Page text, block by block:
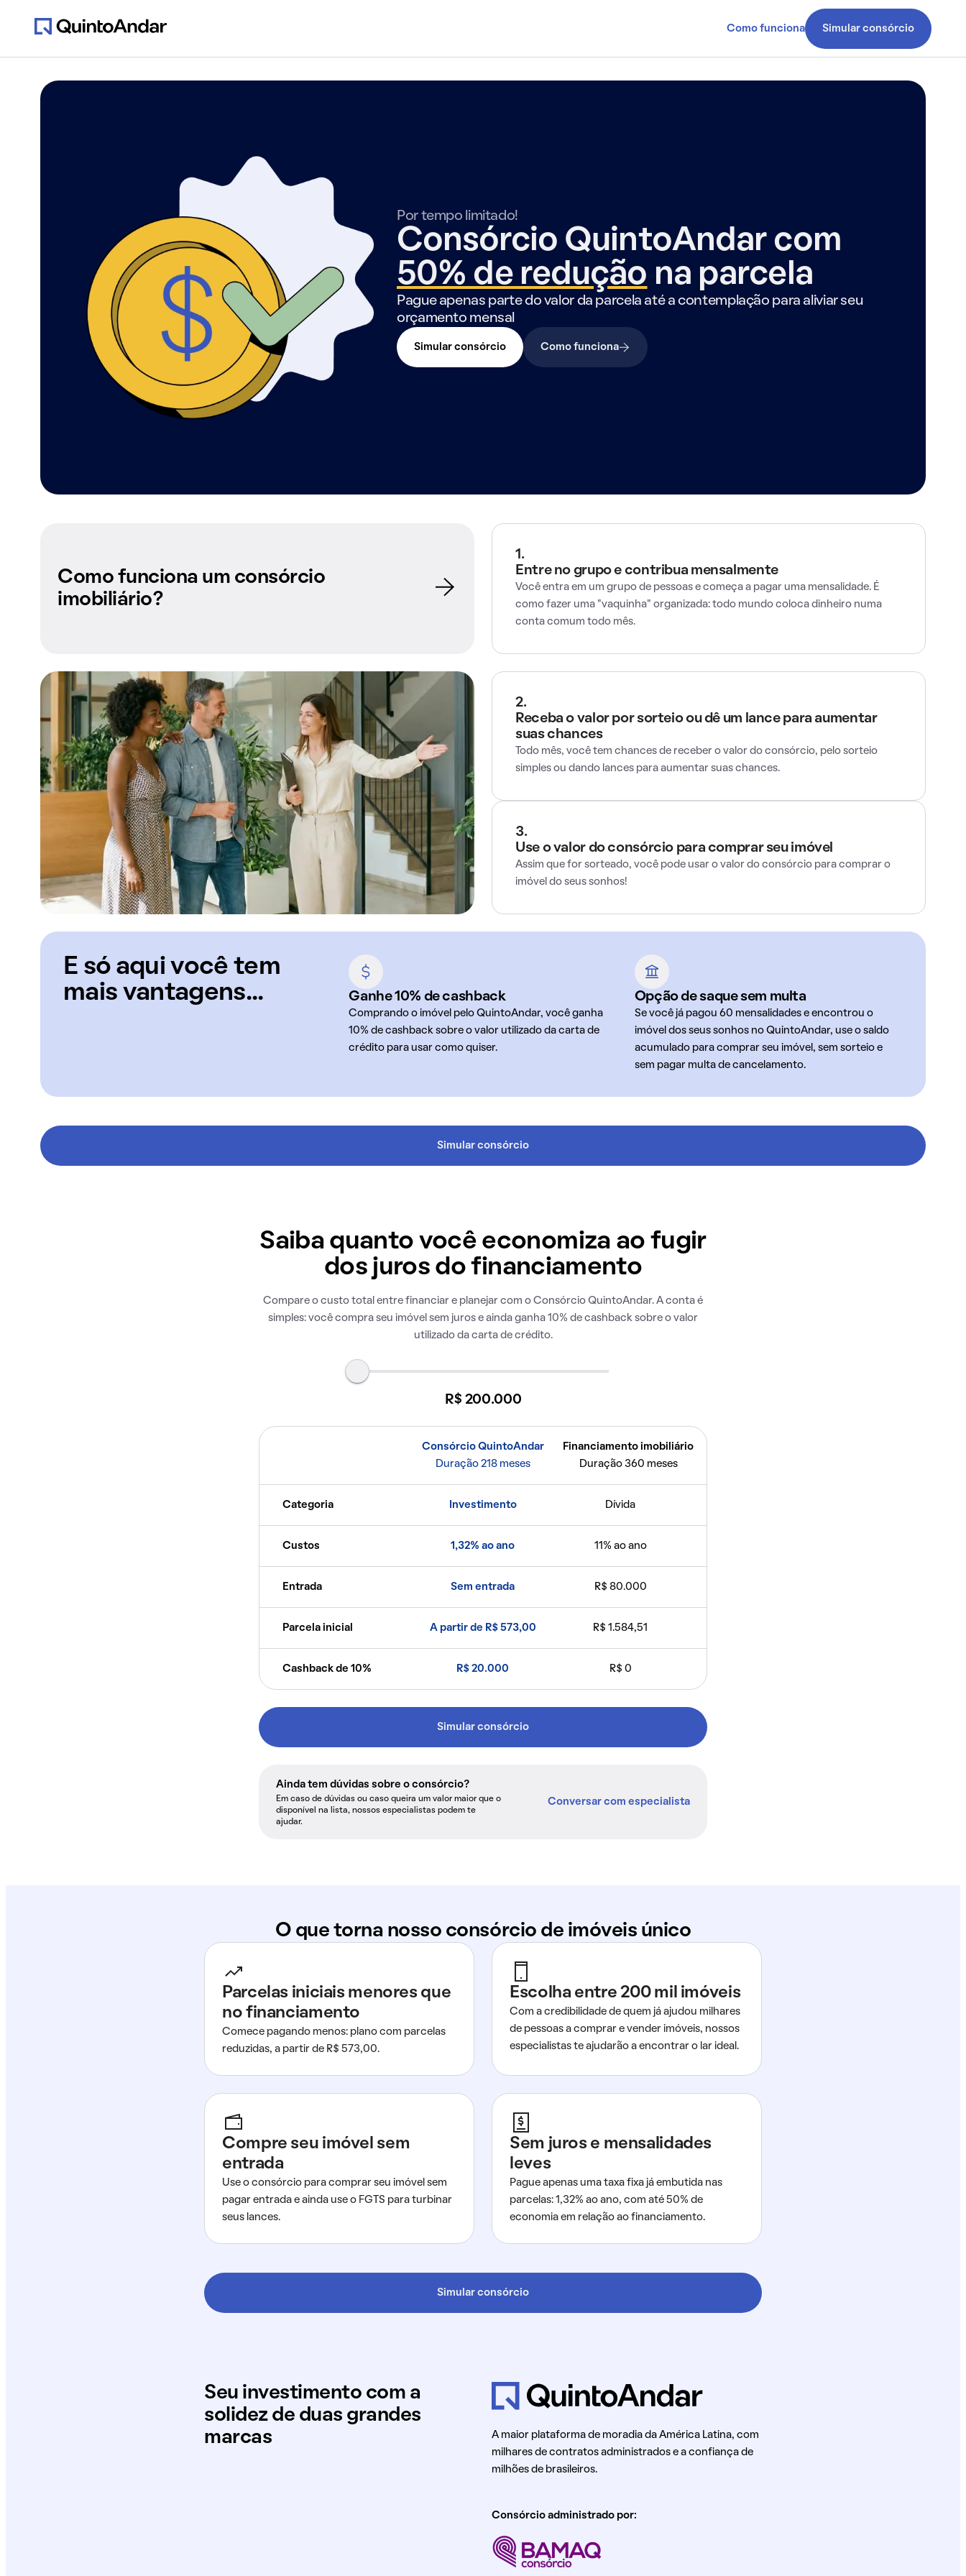
Como funciona Simular consórcio
Por tempo limitado!
Consórcio QuintoAndar com
50% de redução na parcela
Pague apenas parte do valor da parcela até a contemplação para aliviar seu
orçamento mensal
Simular consórcio Como funciona
Como funciona um consórcio
imobiliário?
1.
Entre no grupo e contribua mensalmente
Você entra em um grupo de pessoas e começa a pagar uma mensalidade. É
como fazer uma "vaquinha" organizada: todo mundo coloca dinheiro numa
conta comum todo mês.
2.
Receba o valor por sorteio ou dê um lance para aumentar
suas chances
Todo mês, você tem chances de receber o valor do consórcio, pelo sorteio
simples ou dando lances para aumentar suas chances.
3.
Use o valor do consórcio para comprar seu imóvel
Assim que for sorteado, você pode usar o valor do consórcio para comprar o
imóvel do seus sonhos!
E só aqui você tem
mais vantagens...
Ganhe 10% de cashback
Comprando o imóvel pelo QuintoAndar, você ganha
10% de cashback sobre o valor utilizado da carta de
crédito para usar como quiser.
Opção de saque sem multa
Se você já pagou 60 mensalidades e encontrou o
imóvel dos seus sonhos no QuintoAndar, use o saldo
acumulado para comprar seu imóvel, sem sorteio e
sem pagar multa de cancelamento.
Simular consórcio
Saiba quanto você economiza ao fugir
dos juros do financiamento
Compare o custo total entre financiar e planejar com o Consórcio QuintoAndar. A conta é
simples: você compra seu imóvel sem juros e ainda ganha 10% de cashback sobre o valor
utilizado da carta de crédito.
R$ 200.000
Consórcio QuintoAndar
Duração 218 meses
Financiamento imobiliário
Duração 360 meses
Categoria Investimento Dívida
Custos 1,32% ao ano 11% ao ano
Entrada Sem entrada R$ 80.000
Parcela inicial A partir de R$ 573,00 R$ 1.584,51
Cashback de 10% R$ 20.000 R$ 0
Simular consórcio
Ainda tem dúvidas sobre o consórcio?
Em caso de dúvidas ou caso queira um valor maior que o
disponível na lista, nossos especialistas podem te
ajudar.
Conversar com especialista
O que torna nosso consórcio de imóveis único
Parcelas iniciais menores que
no financiamento
Comece pagando menos: plano com parcelas
reduzidas, a partir de R$ 573,00.
Escolha entre 200 mil imóveis
Com a credibilidade de quem já ajudou milhares
de pessoas a comprar e vender imóveis, nossos
especialistas te ajudarão a encontrar o lar ideal.
Compre seu imóvel sem
entrada
Use o consórcio para comprar seu imóvel sem
pagar entrada e ainda use o FGTS para turbinar
seus lances.
Sem juros e mensalidades
leves
Pague apenas uma taxa fixa já embutida nas
parcelas: 1,32% ao ano, com até 50% de
economia em relação ao financiamento.
Simular consórcio
Seu investimento com a
solidez de duas grandes
marcas
A maior plataforma de moradia da América Latina, com
milhares de contratos administrados e a confiança de
milhões de brasileiros.
Consórcio administrado por: